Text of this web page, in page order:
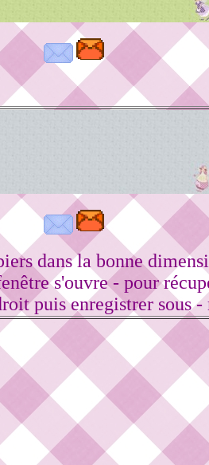
dans la bonne
s'ouvre - pour
puis enregistrer sous -